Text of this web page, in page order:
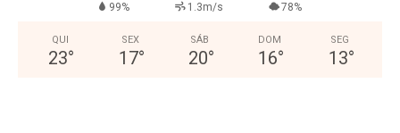
99% 1.3m/s 78%
QUI
23°
SEX
17°
SÁB
20°
DOM
16°
SEG
13°